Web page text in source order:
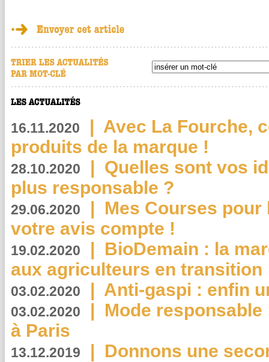
16.11.2020 | Avec La Fourche,
produits de la marque !
28.10.2020 | Quelles sont vos
plus responsable ?
29.06.2020 | Mes Courses pour
votre avis compte !
19.02.2020 | BioDemain : la
aux agriculteurs en transition
03.02.2020 | Anti-gaspi : enfin
03.02.2020 | Mode
à Paris
13.12.2019 | Donnons une